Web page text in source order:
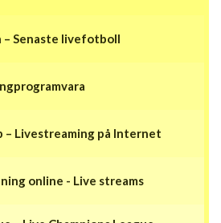
– Senaste livefotboll
– Livestreaming på Internet
online - Live streams